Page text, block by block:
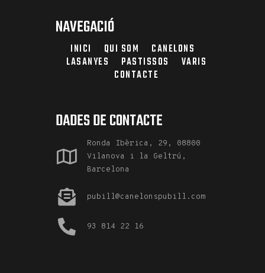
NAVEGACIÓ
INICI QUI SOM
CANELONS
LASANYES
PASTISSOS
VARIS
CONTACTE
DADES DE CONTACTE
Ronda Ibèrica, 29, 08800
Vilanova i la Geltrú,
Barcelona
pubill@canelonspubill.com
93 814 22 16